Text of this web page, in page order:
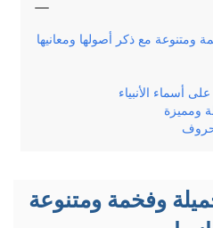
ومتنوعة مع ذكر أصولها ومعانيها
أسماء الأنبياء
ومميزة
حروف
جميلة وفخمة ومتنوعة